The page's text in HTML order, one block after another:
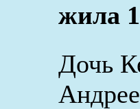
жила
Дочь